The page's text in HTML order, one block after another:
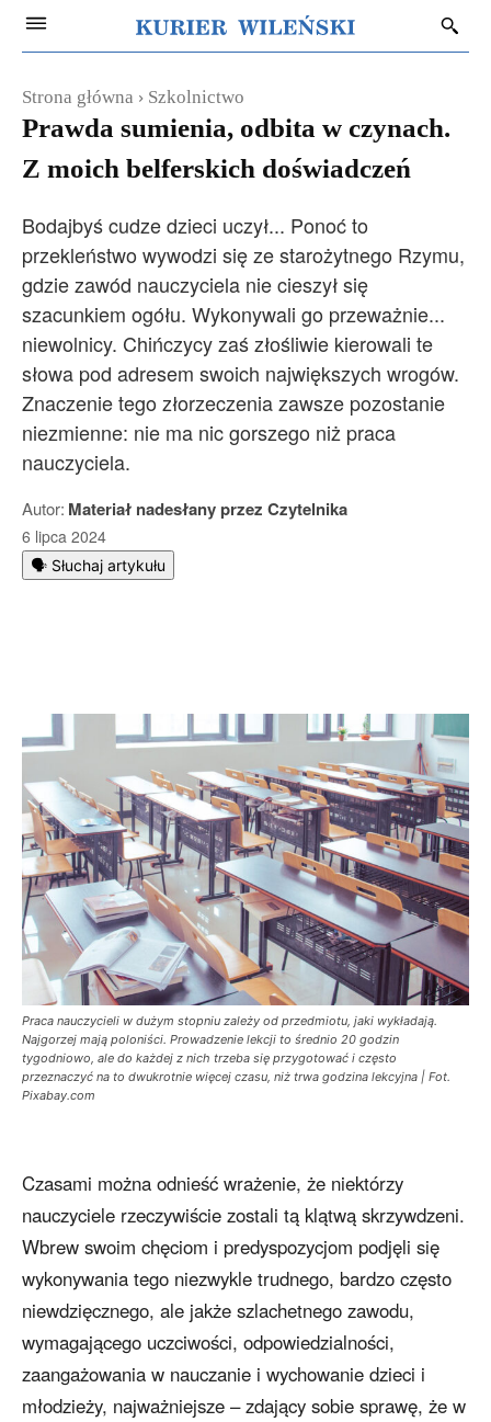
Strona główna Szkolnictwo
Prawda sumienia, odbita w czynach.
Z moich belferskich doświadczeń
Bodajbyś cudze dzieci uczył... Ponoć to
przekleństwo wywodzi się ze starożytnego Rzymu,
gdzie zawód nauczyciela nie cieszył się
szacunkiem ogółu. Wykonywali go przeważnie...
niewolnicy. Chińczycy zaś złośliwie kierowali te
słowa pod adresem swoich największych wrogów.
Znaczenie tego złorzeczenia zawsze pozostanie
niezmienne: nie ma nic gorszego niż praca
nauczyciela.
Autor: Materiał nadesłany przez Czytelnika
6 lipca 2024
🗣️ Słuchaj artykułu
Praca nauczycieli w dużym stopniu zależy od przedmiotu, jaki wykładają.
Najgorzej mają poloniści. Prowadzenie lekcji to średnio 20 godzin
tygodniowo, ale do każdej z nich trzeba się przygotować i często
przeznaczyć na to dwukrotnie więcej czasu, niż trwa godzina lekcyjna | Fot.
Pixabay.com
Czasami można odnieść wrażenie, że niektórzy
nauczyciele rzeczywiście zostali tą klątwą skrzywdzeni.
Wbrew swoim chęciom i predyspozycjom podjęli się
wykonywania tego niezwykle trudnego, bardzo często
niewdzięcznego, ale jakże szlachetnego zawodu,
wymagającego uczciwości, odpowiedzialności,
zaangażowania w nauczanie i wychowanie dzieci i
młodzieży, najważniejsze – zdający sobie sprawę, że w